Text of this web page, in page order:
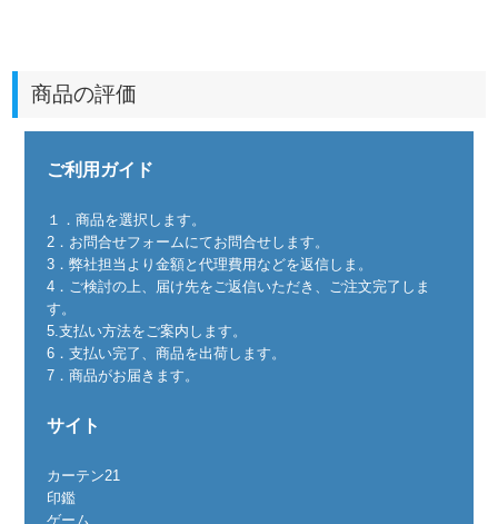
商品の評価
ご利用ガイド
１．商品を選択します。
2．お問合せフォームにてお問合せします。
3．弊社担当より金額と代理費用などを返信しま。
4．ご検討の上、届け先をご返信いただき、ご注文完了しま
す。
5.支払い方法をご案内します。
6．支払い完了、商品を出荷します。
7．商品がお届きます。
サイト
カーテン21
印鑑
ゲーム